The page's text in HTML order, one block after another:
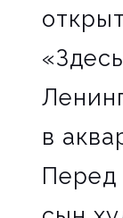
в
Перед